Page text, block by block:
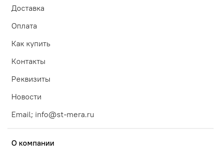
Доставка
Оплата
Как купить
Контакты
Реквизиты
Новости
Email; info@st-mera.ru
О компании